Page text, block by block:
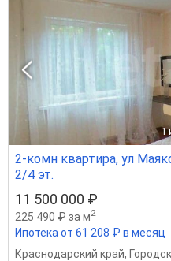
1
2-комн квартира, ул
2/4 эт.
11 500 000 ₽
225 490 ₽ за м2
Ипотека от 61 208 ₽ в месяц
Краснодарский край,